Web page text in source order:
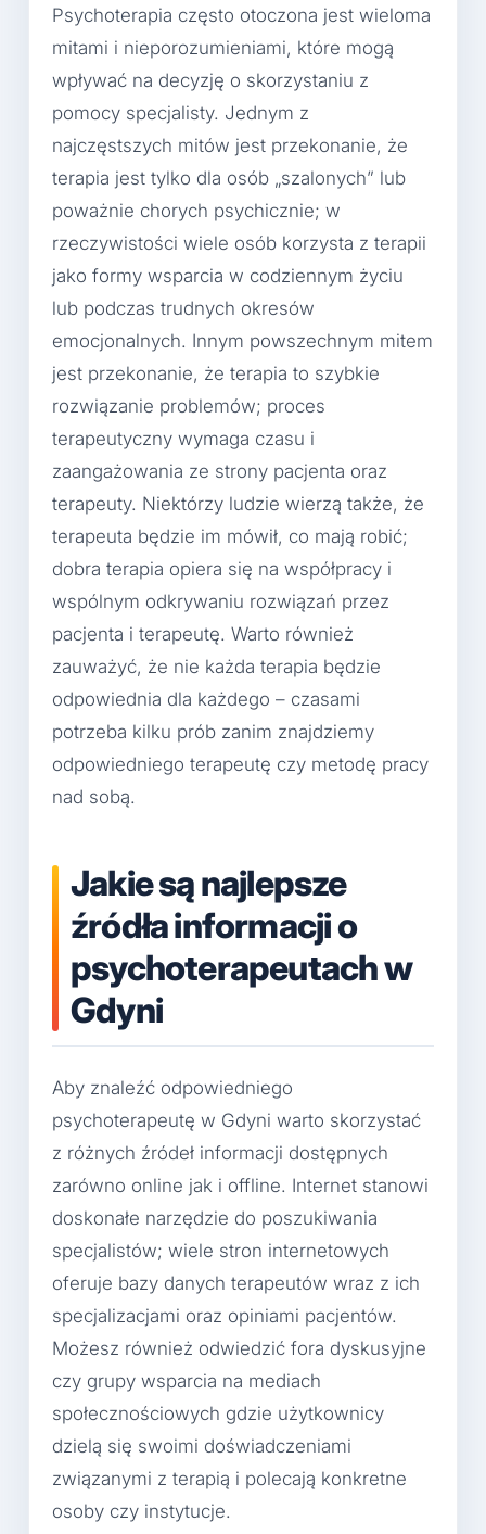
Psychoterapia często otoczona jest wieloma
mitami i nieporozumieniami, które mogą
wpływać na decyzję o skorzystaniu z
pomocy specjalisty. Jednym z
najczęstszych mitów jest przekonanie, że
terapia jest tylko dla osób „szalonych” lub
poważnie chorych psychicznie; w
rzeczywistości wiele osób korzysta z terapii
jako formy wsparcia w codziennym życiu
lub podczas trudnych okresów
emocjonalnych. Innym powszechnym mitem
jest przekonanie, że terapia to szybkie
rozwiązanie problemów; proces
terapeutyczny wymaga czasu i
zaangażowania ze strony pacjenta oraz
terapeuty. Niektórzy ludzie wierzą także, że
terapeuta będzie im mówił, co mają robić;
dobra terapia opiera się na współpracy i
wspólnym odkrywaniu rozwiązań przez
pacjenta i terapeutę. Warto również
zauważyć, że nie każda terapia będzie
odpowiednia dla każdego – czasami
potrzeba kilku prób zanim znajdziemy
odpowiedniego terapeutę czy metodę pracy
nad sobą.
Jakie są najlepsze
źródła informacji o
psychoterapeutach w
Gdyni
Aby znaleźć odpowiedniego
psychoterapeutę w Gdyni warto skorzystać
z różnych źródeł informacji dostępnych
zarówno online jak i offline. Internet stanowi
doskonałe narzędzie do poszukiwania
specjalistów; wiele stron internetowych
oferuje bazy danych terapeutów wraz z ich
specjalizacjami oraz opiniami pacjentów.
Możesz również odwiedzić fora dyskusyjne
czy grupy wsparcia na mediach
społecznościowych gdzie użytkownicy
dzielą się swoimi doświadczeniami
związanymi z terapią i polecają konkretne
osoby czy instytucje.